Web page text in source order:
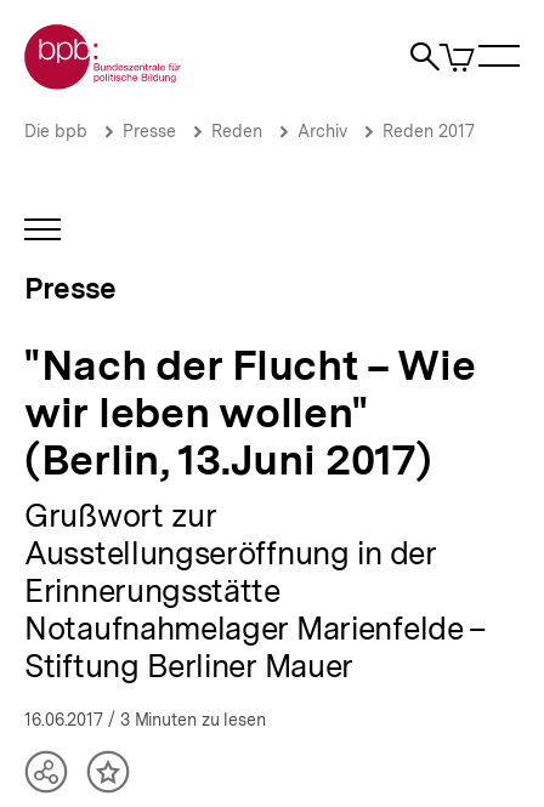
zum
Seiteninhalt
springen
Zur Startseite der bpb
Suche
Artikel
im
"Nach
Wie
wir
wollen"
13.Juni
2017)
Presse
bpb.de
Brotkrümelnavigation
Pfadnavigation
Die bpb Presse Reden Archiv Reden 2017
INHALTSNAVIGATION
Presse
"Nach der Flucht – Wie
wir leben wollen"
(Berlin, 13.Juni 2017)
Grußwort zur
Ausstellungseröffnung in der
Erinnerungsstätte
Notaufnahmelager Marienfelde –
Stiftung Berliner Mauer
16.06.2017 / 3 Minuten zu lesen
TeilenInhalt